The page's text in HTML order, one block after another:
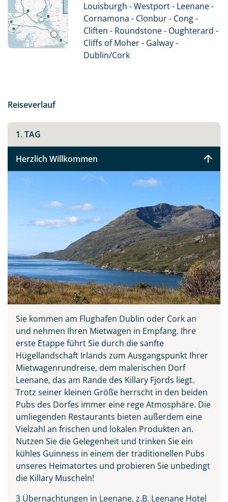
Teile diese Reise
Irland - die grüne Insel
Facebook
erleben. Wir haben die spektakulärsten Routen für Sie
ausgewählt - durch einsame Täler und an Irlands
einzigem Fjord entlang. Sie übernachten in
gemütlichen und charmanten 3*-Hotels und/oder
Atlantic Way, und entdecken Sie das noch sehr
Louisburgh - Westport - Leenane -
Cornamona - Clonbur - Cong -
Cliften - Roundstone - Oughterard -
Cliffs of Moher - Galway -
Dublin/Cork
Reiseverlauf
1. TAG
Herzlich Willkommen
Sie kommen am Flughafen Dublin oder Cork an
und nehmen Ihren Mietwagen in Empfang. Ihre
erste Etappe führt Sie durch die sanfte
Hügellandschaft Irlands zum Ausgangspunkt Ihrer
Mietwagenrundreise, dem malerischen Dorf
Leenane, das am Rande des Killary Fjords liegt.
Trotz seiner kleinen Größe herrscht in den beiden
Pubs des Dorfes immer eine rege Atmosphäre. Die
umliegenden Restaurants bieten außerdem eine
Vielzahl an frischen und lokalen Produkten an.
Nutzen Sie die Gelegenheit und trinken Sie ein
kühles Guinness in einem der traditionellen Pubs
unseres Heimatortes und probieren Sie unbedingt
die Killary Muscheln!
3 Übernachtungen in Leenane, z.B. Leenane Hotel